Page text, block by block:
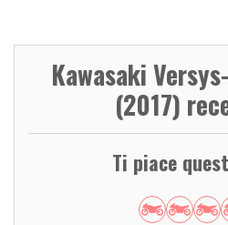
Kawasaki
(2017)
Ti piace